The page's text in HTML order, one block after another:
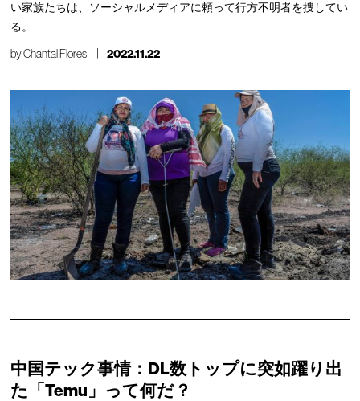
い家族たちは、ソーシャルメディアに頼って行方不明者を捜してい
る。
byChantal Flores 2022.11.22
中国テック事情：DL数トップに突如躍り出
た「Temu」って何だ？